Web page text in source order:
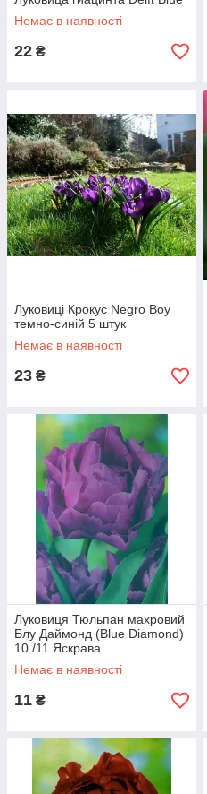
Немає в наявності
22 ₴
Луковиці Крокус Negro Boy
темно-синій 5 штук
Немає в наявності
23 ₴
Луковиця Тюльпан махровий
Блу Даймонд (Blue Diamond)
10 /11 Яскрава
Немає в наявності
11 ₴